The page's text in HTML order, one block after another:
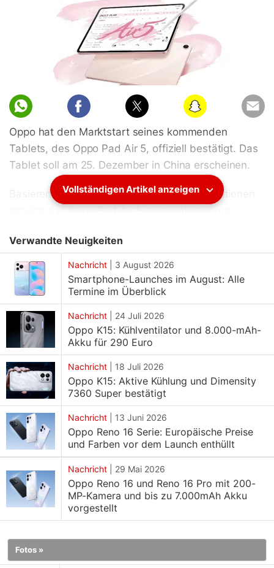
Oppo hat den Marktstart seines kommenden
Tablets, des Oppo Pad Air 5, offiziell bestätigt. Das
Tablet soll am 25. Dezember in China erscheinen.
Basierend auf den veröffentlichten Spezifikationen
scheint das Oppo Pad Air 5 eine umbenannte
Märkten eingeführten OnePlus Pad Go 2 zu sein.
Vor der offiziellen Ankündigung hat das
Unternehmen das Gerät im Oppo Shop zur
Vorbestellung angeboten und damit einen ersten
Einblick in Design, Spezifikationen und verfügbare
Konfigurationen gegeben.
Spezifikationen des Oppo Pad Air 5
Das Oppo Pad Air 5 wird mit Oppos Betriebssystem
ColorOS laufen und mit einem 10.050mAh Akku
ausgestattet sein. Oppo wird das Pad Air 5 in einer
Wi-Fi und einer Wi-Fi + 5G Variante anbieten.
Hinsichtlich der Speicher und
Speicherkonfigurationen wird das Wi-Fi Modell in
drei Varianten angeboten: 8 GB RAM mit 128 GB
Speicher, 8 GB RAM mit 256 GB Speicher und eine
Speicher. Die Wi-Fi + 5G Version wird hingegen nur
mit 8 GB RAM und 128 GB internem Speicher
Vollständigen Artikel anzeigen
Verwandte Neuigkeiten
Nachricht 3 August 2026
Smartphone-Launches im August: Alle
Termine im Überblick
Nachricht 24 Juli 2026
Oppo K15: Kühlventilator und 8.000-mAh-
Akku für 290 Euro
Nachricht 18 Juli 2026
Oppo K15: Aktive Kühlung und Dimensity
7360 Super bestätigt
Nachricht 13 Juni 2026
Oppo Reno 16 Serie: Europäische Preise
und Farben vor dem Launch enthüllt
Nachricht 29 Mai 2026
Oppo Reno 16 und Reno 16 Pro mit 200-
MP-Kamera und bis zu 7.000mAh Akku
vorgestellt
Fotos »